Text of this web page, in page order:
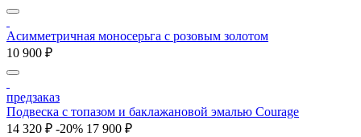
Асимметричная моносерьга с розовым золотом
10 900 ₽
предзаказ
Подвеска с топазом и баклажановой эмалью Courage
14 320 ₽ -20% 17 900 ₽